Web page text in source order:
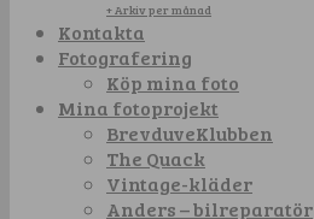
+ Arkiv per månad
Kontakta
Fotografering
Köp mina foto
Mina fotoprojekt
BrevduveKlubben
The Quack
Vintage-kläder
Anders – bilreparatör